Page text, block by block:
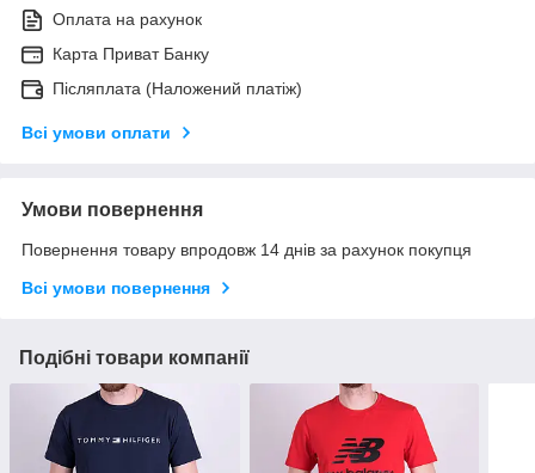
Оплата на рахунок
Карта Приват Банку
Післяплата (Наложений платіж)
Всі умови оплати
Умови повернення
Повернення товару впродовж 14 днів за рахунок покупця
Всі умови повернення
Подібні товари компанії